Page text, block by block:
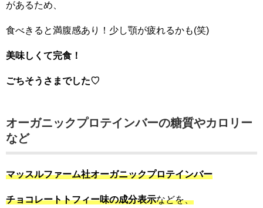
があるため、
食べきると満腹感あり！少し顎が疲れるかも(笑)
美味しくて完食！
ごちそうさまでした♡
オーガニックプロテインバーの糖質やカロリー
など
マッスルファーム社オーガニックプロテインバー
チョコレートトフィー味の成分表示などを、